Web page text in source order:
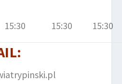
15:30 15:30 15:30
: